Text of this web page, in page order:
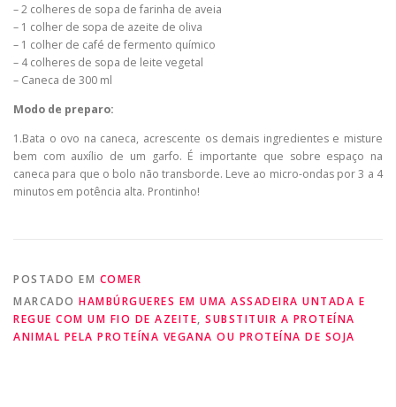
– 2 colheres de sopa de farinha de aveia
– 1 colher de sopa de azeite de oliva
– 1 colher de café de fermento químico
– 4 colheres de sopa de leite vegetal
– Caneca de 300 ml
Modo de preparo:
1.Bata o ovo na caneca, acrescente os demais ingredientes e misture
bem com auxílio de um garfo. É importante que sobre espaço na
caneca para que o bolo não transborde. Leve ao micro-ondas por 3 a 4
minutos em potência alta. Prontinho!
POSTADO EM COMER
MARCADO HAMBÚRGUERES EM UMA ASSADEIRA UNTADA E
REGUE COM UM FIO DE AZEITE, SUBSTITUIR A PROTEÍNA
ANIMAL PELA PROTEÍNA VEGANA OU PROTEÍNA DE SOJA